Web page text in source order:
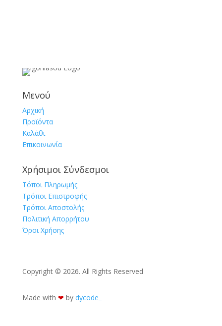
Μενού
Αρχική
Προϊόντα
Καλάθι
Επικοινωνία
Χρήσιμοι Σύνδεσμοι
Τόποι Πληρωμής
Τρόποι Επιστροφής
Τρόποι Αποστολής
Πολιτική Απορρήτου
Όροι Χρήσης
Copyright © 2026. All Rights Reserved
Made with ❤︎ by dycode_